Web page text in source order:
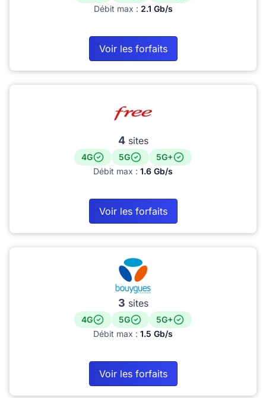
Débit max : 2.1 Gb/s
Voir les forfaits
4sites
4G 5G
5G+
Débit max : 1.6 Gb/s
Voir les forfaits
3 sites
4G 5G
5G+
Débit max : 1.5 Gb/s
Voir les forfaits